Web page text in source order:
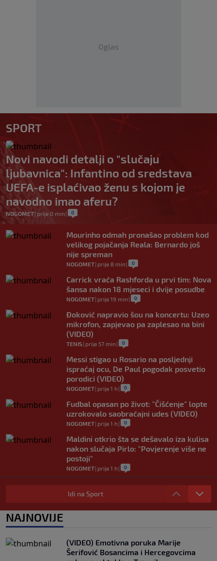
Oglas
SPORT
Novi navodi detalji o "slučaju
ljubavnica": Infantino od sredstava
UEFA-e isplaćivao ženu s kojom je
navodno imao aferu?
NOGOMET| prije 0 min | 0
Mourinho odmah pronašao problem kod
velikog pojačanja Reala: Bernardo još
nije spreman
NOGOMET| prije 8 min | 0
Carrick vraća Rashforda u prvi tim: Nova
šansa nakon 18 mjeseci i dvije posudbe
NOGOMET| prije 19 min | 0
Đoković napravio šou na koncertu: Uzeo
mikrofon, zapjevao pa zaplesao na bini
(VIDEO)
TENIS| prije 57 min | 0
Messi stigao u Rosario na posljednji
ispraćaj ocu, De Paul pogodak posvetio
porodici (VIDEO)
NOGOMET| prije 1 h | 0
Fudbal opasan po život: "Čišćenje" lopte
uzrokovalo saobraćajni udes (VIDEO)
NOGOMET| prije 1 h | 0
Maldini otkrio šta se dešavalo iza kulisa
nakon slučaja Pirlo: "Povjerenje više ne
postoji"
NOGOMET| prije 1 h | 0
FIFA stala u odbranu Infantina: "U toku je
organizovani pokušaj njegovog rušenja"
sam prije svega golman" (FOTO+VIDEO)
NOGOMET | 0
Idi na Sport
NAJNOVIJE
(VIDEO) Emotivna poruka Marije
Šerifović Bosancima i Hercegovcima